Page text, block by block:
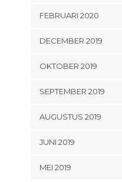
FEBRUARI 2020
DECEMBER 2019
OKTOBER 2019
SEPTEMBER 2019
AUGUSTUS 2019
JUNI 2019
MEI 2019